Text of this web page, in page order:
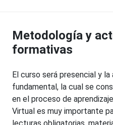
Metodología y
formativas
El curso será presencial y
fundamental, la cual se
en el proceso de
Virtual es muy importante